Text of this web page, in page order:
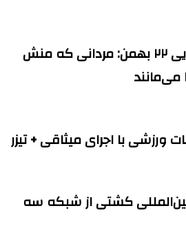
هادی عامل در راهپیمایی ۲۲ بهمن: مردانی که منش‌
می‌مانند
ورزشی با اجرای میثاقی + تیزر
کشتی از شبکه سه